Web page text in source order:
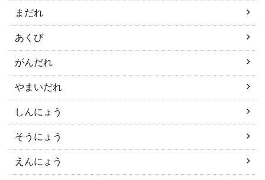
まだれ
あくび
がんだれ
やまいだれ
しんにょう
そうにょう
えんにょう